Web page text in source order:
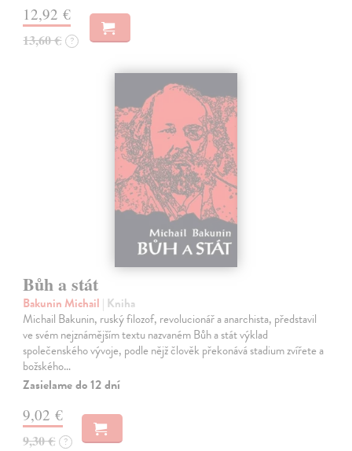
12,92 €
13,60 € ?
Bůh a stát
Bakunin Michail | Kniha
Michail Bakunin, ruský filozof, revolucionář a anarchista, představil
ve svém nejznámějším textu nazvaném Bůh a stát výklad
společenského vývoje, podle nějž člověk překonává stadium zvířete a
božského…
Zasielame do 12 dní
9,02 €
9,30 € ?